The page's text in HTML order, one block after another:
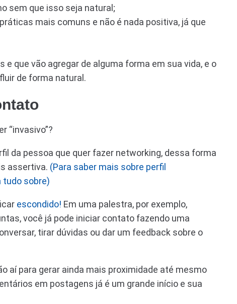
sem que isso seja natural;
mais comuns e não é nada positiva, já que
que vão agregar de alguma forma em sua vida, e o
de forma natural.
“invasivo”?
da pessoa que quer fazer networking, dessa forma
assertiva. (Para saber mais sobre perfil
tudo sobre)
escondido! Em uma palestra, por exemplo,
você já pode iniciar contato fazendo uma
tirar dúvidas ou dar um feedback sobre o
aí para gerar ainda mais proximidade até mesmo
em postagens já é um grande início e sua